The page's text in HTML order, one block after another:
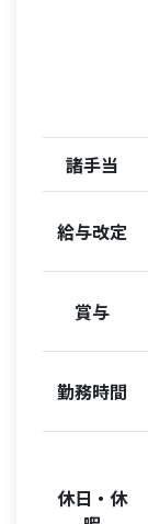
諸手当
給与改定
賞与
勤務時間
休日・休